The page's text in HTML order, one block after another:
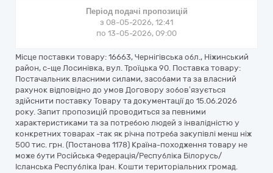
Період подачі пропозицій
з 08-05-2026, 12:41
по 13-05-2026, 09:00
Місце поставки товару: 16663, Чернігівська обл., Ніжинський
район, с-ще Лосинівка, вул. Троїцька 90. Поставка товару:
Постачальник власними силами, засобами та за власний
рахунок відповідно до умов Договору зобов’язується
здійснити поставку Товару та документації до 15.06.2026
року. Запит пропозицій проводиться за певними
характеристиками та за потребою людей з інвалідністю у
конкретних товарах -так як річна потреба закупівлі менш ніж
500 тис. грн. (Постанова 1178) Країна-походження товару не
може бути Російська Федерація/Республіка Білорусь/
Ісланська Республіка Іран. Кошти територіальних громад.